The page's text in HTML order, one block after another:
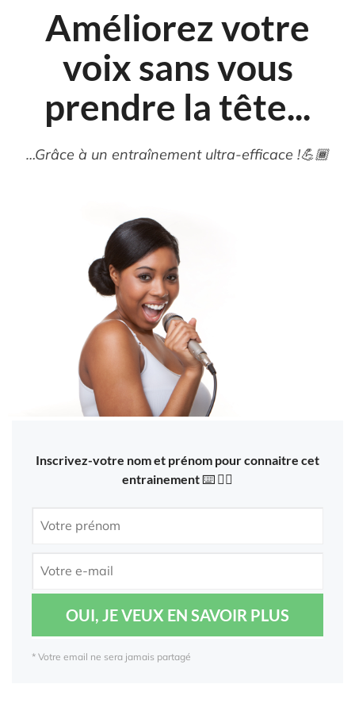
Améliorez votre
voix sans vous
prendre la tête...
…Grâce à un entraînement ultra-efficace !💪🏾
Inscrivez-votre nom et prénom pour connaitre cet
entrainement ⌨️ 👇🏾
OUI, JE VEUX EN SAVOIR PLUS
* Votre email ne sera jamais partagé